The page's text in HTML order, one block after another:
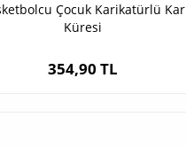
Çocuk Karikatürlü Kar
Küresi
354,90 TL